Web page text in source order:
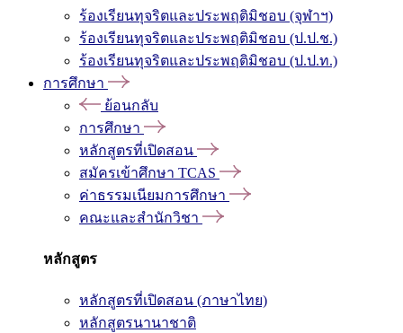
ร้องเรียนทุจริตและประพฤติมิชอบ (จุฬาฯ)
ร้องเรียนทุจริตและประพฤติมิชอบ (ป.ป.ช.)
ร้องเรียนทุจริตและประพฤติมิชอบ (ป.ป.ท.)
การศึกษา
ย้อนกลับ
การศึกษา
หลักสูตรที่เปิดสอน
สมัครเข้าศึกษา TCAS
ค่าธรรมเนียมการศึกษา
คณะและสำนักวิชา
หลักสูตร
หลักสูตรที่เปิดสอน (ภาษาไทย)
หลักสูตรนานาชาติ